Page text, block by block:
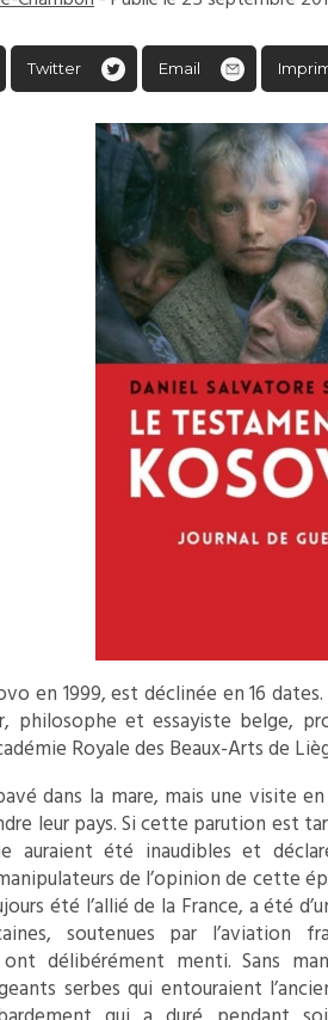
Twitter Email
en 1999, est déclinée en 16
philosophe et essayiste belge,
Royale des Beaux-Arts de
dans la mare, mais une visite
leur pays. Si cette parution est
auraient été inaudibles et
de l’opinion de cette
été l’allié de la France, a été
soutenues par l’aviation
délibérément menti. Sans
serbes qui entouraient